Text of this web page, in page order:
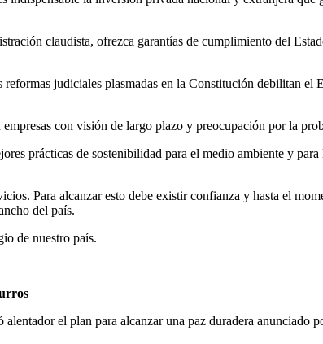
claudista, ofrezca garantías de cumplimiento del
judiciales plasmadas en la Constitución debilitan el
con visión de largo plazo y preocupación por la
prácticas de sostenibilidad para el medio ambiente y
Para alcanzar esto debe existir confianza y hasta el
del país.
de nuestro país.
el plan para alcanzar una paz duradera anunciado